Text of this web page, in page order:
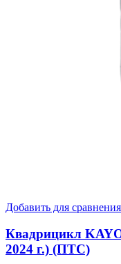
Добавить для сравнения
Квадрицикл
2024 г.) (ПТС)